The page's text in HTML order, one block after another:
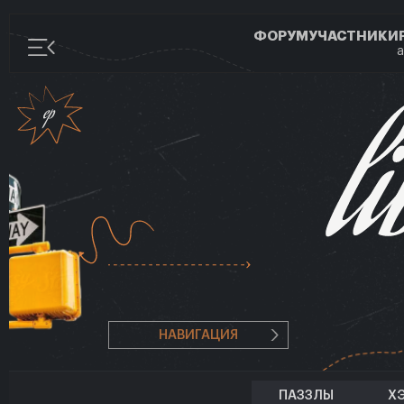
ФОРУМУЧАСТНИКИ
НАВИГАЦИЯ
ПАЗЗЛЫ